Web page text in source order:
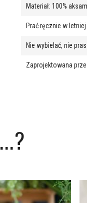
Materiał: 100%
Prać ręcznie w
Nie wybielać, nie
Zaprojektowana